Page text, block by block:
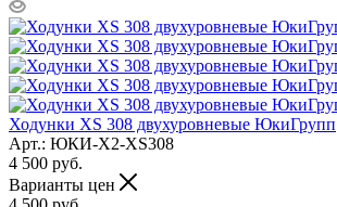
Ходунки XS 308 двухуровневые ЮкиГрупп
Арт.: ЮКИ-Х2-XS308
4 500 руб.
Варианты цен